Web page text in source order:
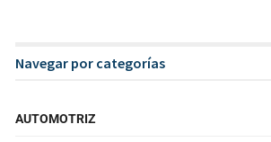
Navegar por categorías
AUTOMOTRIZ